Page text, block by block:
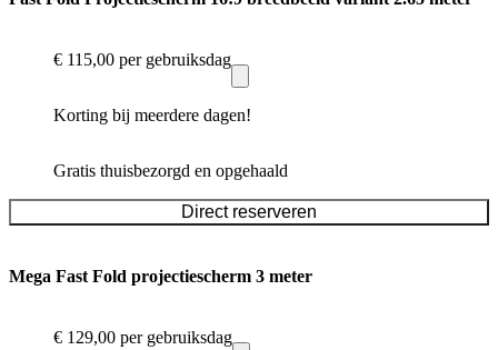
€ 115,00 per gebruiksdag
Korting bij meerdere dagen!
Gratis thuisbezorgd en opgehaald
Direct reserveren
Mega Fast Fold projectiescherm 3 meter
€ 129,00 per gebruiksdag